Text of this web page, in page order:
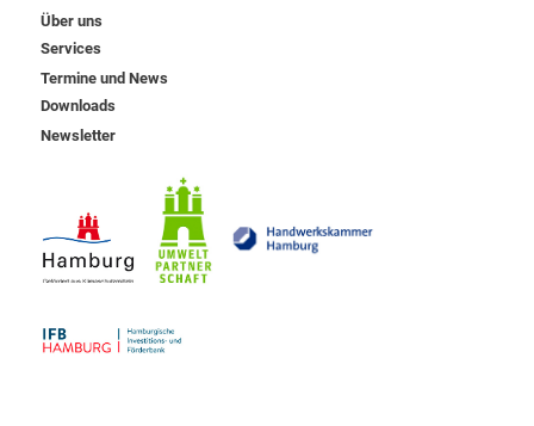
Über uns
Services
Termine und News
Downloads
Newsletter